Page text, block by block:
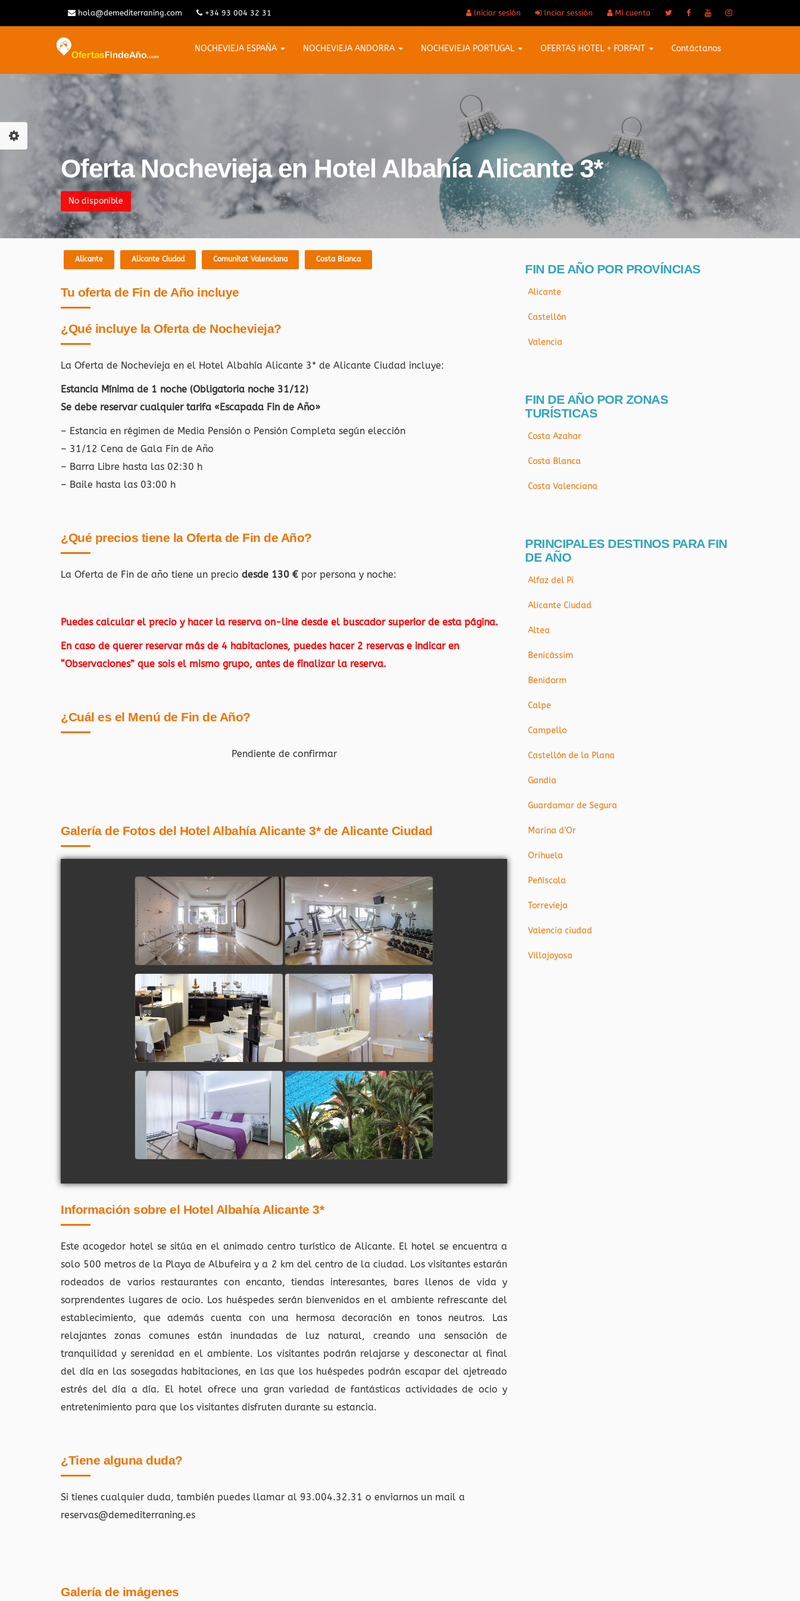
hola@demediterraning.com +34 93 004 32 31 Iniciar sesión Inciar sessión Mi cuenta
NOCHEVIEJA ESPAÑA NOCHEVIEJA ANDORRA NOCHEVIEJA PORTUGAL OFERTAS HOTEL + FORFAIT Contáctanos
Oferta Nochevieja en Hotel Albahía Alicante 3*
No disponible
Alicante Alicante Ciudad Comunitat Valenciana Costa Blanca
Tu oferta de Fin de Año incluye
¿Qué incluye la Oferta de Nochevieja?
La Oferta de Nochevieja en el Hotel Albahía Alicante 3* de Alicante Ciudad incluye:
Estancia Mínima de 1 noche (Obligatoria noche 31/12)
Se debe reservar cualquier tarifa «Escapada Fin de Año»
– Estancia en régimen de Media Pensión o Pensión Completa según elección
– 31/12 Cena de Gala Fin de Año
– Barra Libre hasta las 02:30 h
– Baile hasta las 03:00 h
¿Qué precios tiene la Oferta de Fin de Año?
La Oferta de Fin de año tiene un precio desde 130 € por persona y noche:
Puedes calcular el precio y hacer la reserva on-line desde el buscador superior de esta página.
En caso de querer reservar más de 4 habitaciones, puedes hacer 2 reservas e indicar en
“Observaciones” que sois el mismo grupo, antes de finalizar la reserva.
¿Cuál es el Menú de Fin de Año?
Pendiente de confirmar
Galería de Fotos del Hotel Albahía Alicante 3* de Alicante Ciudad
Información sobre el Hotel Albahía Alicante 3*
Este acogedor hotel se sitúa en el animado centro turístico de Alicante. El hotel se encuentra a
solo 500 metros de la Playa de Albufeira y a 2 km del centro de la ciudad. Los visitantes estarán
rodeados de varios restaurantes con encanto, tiendas interesantes, bares llenos de vida y
sorprendentes lugares de ocio. Los huéspedes serán bienvenidos en el ambiente refrescante del
establecimiento, que además cuenta con una hermosa decoración en tonos neutros. Las
relajantes zonas comunes están inundadas de luz natural, creando una sensación de
tranquilidad y serenidad en el ambiente. Los visitantes podrán relajarse y desconectar al final
del día en las sosegadas habitaciones, en las que los huéspedes podrán escapar del ajetreado
estrés del día a día. El hotel ofrece una gran variedad de fantásticas actividades de ocio y
entretenimiento para que los visitantes disfruten durante su estancia.
¿Tiene alguna duda?
Si tienes cualquier duda, también puedes llamar al 93.004.32.31 o enviarnos un mail a
reservas@demediterraning.es
Galería de imágenes
FIN DE AÑO POR PROVÍNCIAS
Alicante
Castellón
Valencia
FIN DE AÑO POR ZONAS
TURÍSTICAS
Costa Azahar
Costa Blanca
Costa Valenciana
PRINCIPALES DESTINOS PARA FIN
DE AÑO
Alfaz del Pi
Alicante Ciudad
Altea
Benicàssim
Benidorm
Calpe
Campello
Castellón de la Plana
Gandia
Guardamar de Segura
Marina d’Or
Orihuela
Peñíscola
Torrevieja
Valencia ciudad
Villajoyosa